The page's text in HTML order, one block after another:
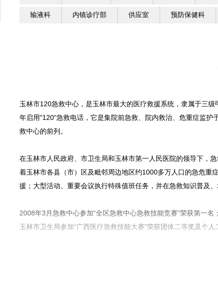
输液科 内镜诊疗部 供应室 预防保健科
玉林市120急救中心，是玉林市最大的医疗救援系统，隶属于三
年启用"120"急救电话，它是集院前急救、院内救治、危重症监
救中心的前列。
在玉林市人民政府、市卫生局和玉林市第一人民医院的领导下，
着玉林市各县（市）区及毗邻周边地区约1000多万人口的急危重
援；大型活动、重要会议执行特殊值班任务，并在急救知识普及
2008年3月急救中心参加“全区急救中心急救技能竞赛”荣获第一
玉林市卫生局参加“广西医疗急救技能大赛”荣获团体二等奖及个人